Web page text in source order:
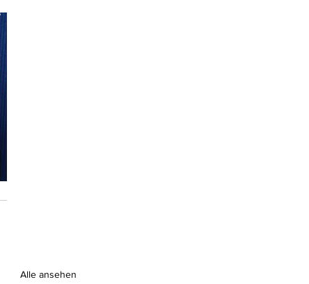
Alle ansehen